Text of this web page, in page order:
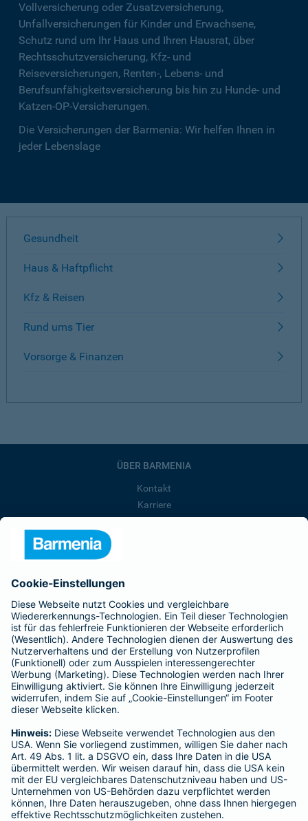
Vollversicherung oder Zusatzversicherung,
Unfallversicherungen für Kinder und Erwachsene,
Schutz rund um Ihr Haus und Ihren Hausrat, über
Rechtsschutzversicherung, Kfz- und
Reiseversicherungen, Renten-, Lebens- und
Berufsunfähigkeitsversicherung bis hin zu Hunde- und
Katzen-OP-Versicherungen.
Die Versicherungen der Barmenia: Wir helfen Ihnen in
jeder Lebenslage
Gesundheit
Haus & Haftpflicht
Kfz & Reisen
Rund ums Tier
Vorsorge & Finanzen
ÜBER BARMENIA
Kontakt
Karriere
Barmenia ist Teil der BarmeniaGothaer
BELIEBTE SEITEN
Kranken-Zusatzversicherung
Tierversicherungen
Haftpflichtversicherung
Hausratversicherung
Adresse ändern
Schaden melden
Kilometerstandsmeldung
Serviceübersicht